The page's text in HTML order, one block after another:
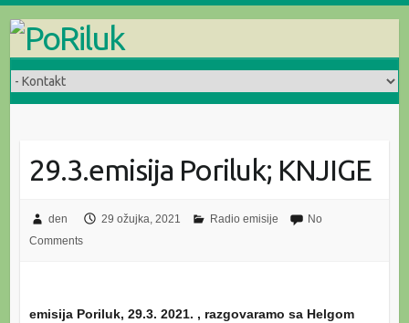
content
29.3.emisija Poriluk; KNJIGE
den 29 ožujka, 2021 Radio emisije
No
Comments
emisija Poriluk, 29.3. 2021. , razgovaramo sa Helgom